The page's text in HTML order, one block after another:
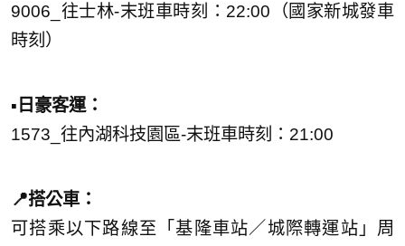
9006_往士林-末班車時刻：22:00（國家新城發車
時刻）
▪️日豪客運：
1573_往內湖科技園區-末班車時刻：21:00
📍搭公車：
可搭乘以下路線至「基隆車站／城際轉運站」周